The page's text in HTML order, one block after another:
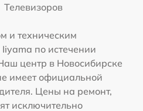
Телевизоров
и техническим
по истечении
центр в Новосибирске
имеет официальной
Цены на ремонт,
исключительно